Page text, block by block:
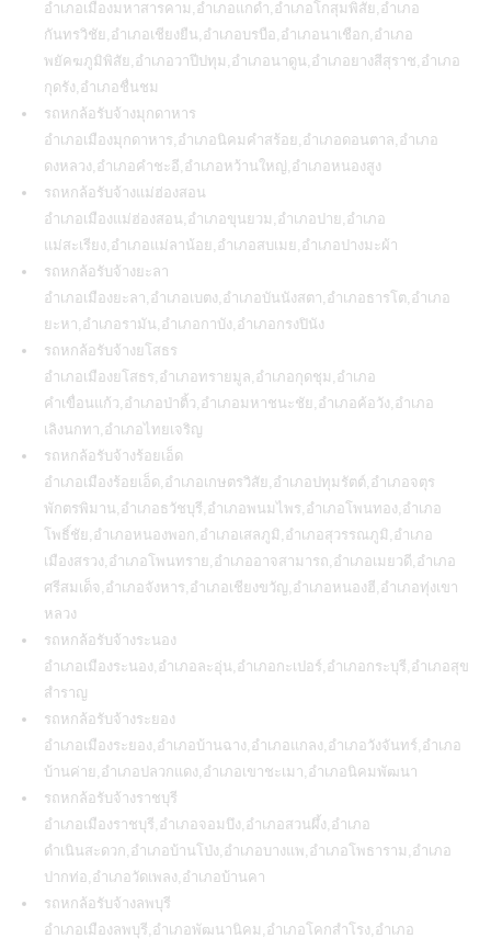
อำเภอเมืองมหาสารคาม,อำเภอแกดำ,อำเภอโกสุมพิสัย,อำเภอ
กันทรวิชัย,อำเภอเชียงยืน,อำเภอบรบือ,อำเภอนาเชือก,อำเภอ
พยัคฆภูมิพิสัย,อำเภอวาปีปทุม,อำเภอนาดูน,อำเภอยางสีสุราช,อำเภอ
กุดรัง,อำเภอชื่นชม
รถหกล้อรับจ้างมุกดาหาร
อำเภอเมืองมุกดาหาร,อำเภอนิคมคำสร้อย,อำเภอดอนตาล,อำเภอ
ดงหลวง,อำเภอคำชะอี,อำเภอหว้านใหญ่,อำเภอหนองสูง
รถหกล้อรับจ้างแม่ฮ่องสอน
อำเภอเมืองแม่ฮ่องสอน,อำเภอขุนยวม,อำเภอปาย,อำเภอ
แม่สะเรียง,อำเภอแม่ลาน้อย,อำเภอสบเมย,อำเภอปางมะผ้า
รถหกล้อรับจ้างยะลา
อำเภอเมืองยะลา,อำเภอเบตง,อำเภอบันนังสตา,อำเภอธารโต,อำเภอ
ยะหา,อำเภอรามัน,อำเภอกาบัง,อำเภอกรงปินัง
รถหกล้อรับจ้างยโสธร
อำเภอเมืองยโสธร,อำเภอทรายมูล,อำเภอกุดชุม,อำเภอ
คำเขื่อนแก้ว,อำเภอป่าติ้ว,อำเภอมหาชนะชัย,อำเภอค้อวัง,อำเภอ
เลิงนกทา,อำเภอไทยเจริญ
รถหกล้อรับจ้างร้อยเอ็ด
อำเภอเมืองร้อยเอ็ด,อำเภอเกษตรวิสัย,อำเภอปทุมรัตต์,อำเภอจตุร
พักตรพิมาน,อำเภอธวัชบุรี,อำเภอพนมไพร,อำเภอโพนทอง,อำเภอ
โพธิ์ชัย,อำเภอหนองพอก,อำเภอเสลภูมิ,อำเภอสุวรรณภูมิ,อำเภอ
เมืองสรวง,อำเภอโพนทราย,อำเภออาจสามารถ,อำเภอเมยวดี,อำเภอ
ศรีสมเด็จ,อำเภอจังหาร,อำเภอเชียงขวัญ,อำเภอหนองฮี,อำเภอทุ่งเขา
หลวง
รถหกล้อรับจ้างระนอง
อำเภอเมืองระนอง,อำเภอละอุ่น,อำเภอกะเปอร์,อำเภอกระบุรี,อำเภอสุข
สำราญ
รถหกล้อรับจ้างระยอง
อำเภอเมืองระยอง,อำเภอบ้านฉาง,อำเภอแกลง,อำเภอวังจันทร์,อำเภอ
บ้านค่าย,อำเภอปลวกแดง,อำเภอเขาชะเมา,อำเภอนิคมพัฒนา
รถหกล้อรับจ้างราชบุรี
อำเภอเมืองราชบุรี,อำเภอจอมบึง,อำเภอสวนผึ้ง,อำเภอ
ดำเนินสะดวก,อำเภอบ้านโป่ง,อำเภอบางแพ,อำเภอโพธาราม,อำเภอ
ปากท่อ,อำเภอวัดเพลง,อำเภอบ้านคา
รถหกล้อรับจ้างลพบุรี
อำเภอเมืองลพบุรี,อำเภอพัฒนานิคม,อำเภอโคกสำโรง,อำเภอ